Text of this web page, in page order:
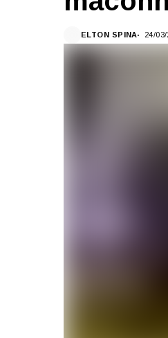
ELTON SPINA 24/